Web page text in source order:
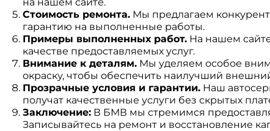
Стоимость ремонта.Мы предлагаем
гарантию на выполненные работы.
Примеры выполненных работ.На нашем
качестве предоставляемых услуг.
Внимание к деталям.Мы уделяем особое
окраску, чтобы обеспечить наилучший
Прозрачные условия и гарантии.Наш
получат качественные услуги без скрытых
Заключение:В БМВ мы стремимся
Записывайтесь на ремонт и восстановление